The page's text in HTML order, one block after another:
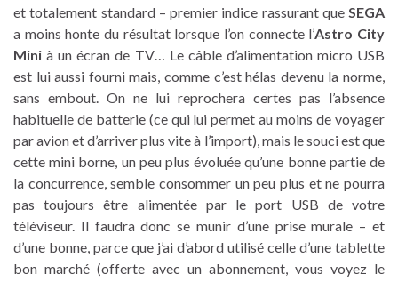
et totalement standard – premier indice rassurant que SEGA
a moins honte du résultat lorsque l’on connecte l’Astro City
Mini à un écran de TV… Le câble d’alimentation micro USB
est lui aussi fourni mais, comme c’est hélas devenu la norme,
sans embout. On ne lui reprochera certes pas l’absence
habituelle de batterie (ce qui lui permet au moins de voyager
par avion et d’arriver plus vite à l’import), mais le souci est que
cette mini borne, un peu plus évoluée qu’une bonne partie de
la concurrence, semble consommer un peu plus et ne pourra
pas toujours être alimentée par le port USB de votre
téléviseur. Il faudra donc se munir d’une prise murale – et
d’une bonne, parce que j’ai d’abord utilisé celle d’une tablette
bon marché (offerte avec un abonnement, vous voyez le